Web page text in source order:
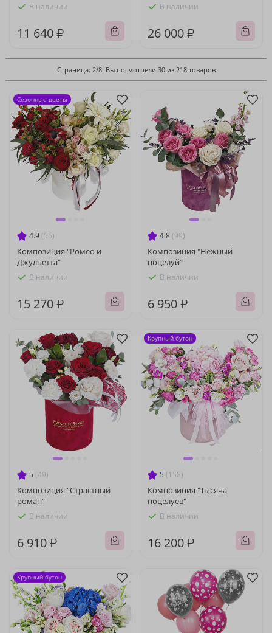
В наличии
11 640 ₽
В наличии
26 000 ₽
Страница: 2/8. Вы посмотрели 30 из 218 товаров
4.9 (55)
Композиция "Ромео и
Джульетта"
В наличии
15 270 ₽
Сезонные цветы
4.8 (99)
Композиция "Нежный
поцелуй"
В наличии
6 950 ₽
5 (49)
Композиция "Страстный
роман"
В наличии
6 910 ₽
5 (158)
Композиция "Тысяча
поцелуев"
В наличии
16 200 ₽
Крупный бутон
Крупный бутон